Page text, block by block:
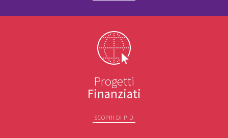
Progetti
Finanziati
SCOPRI DI PIÙ